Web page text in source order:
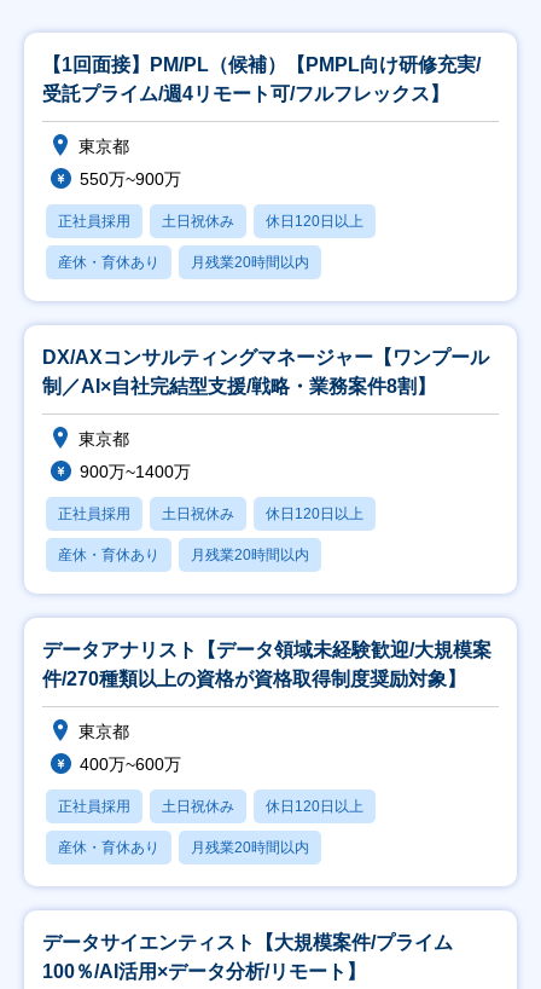
【1回面接】PM/PL（候補）【PMPL向け研修充実/
受託プライム/週4リモート可/フルフレックス】
東京都
550万~900万
正社員採用 土日祝休み 休日120日以上
産休・育休あり 月残業20時間以内
DX/AXコンサルティングマネージャー【ワンプール
制／AI×自社完結型支援/戦略・業務案件8割】
東京都
900万~1400万
正社員採用 土日祝休み 休日120日以上
産休・育休あり 月残業20時間以内
データアナリスト【データ領域未経験歓迎/大規模案
件/270種類以上の資格が資格取得制度奨励対象】
東京都
400万~600万
正社員採用 土日祝休み 休日120日以上
産休・育休あり 月残業20時間以内
データサイエンティスト【大規模案件/プライム
100％/AI活用×データ分析/リモート】